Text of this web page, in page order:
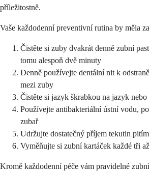
příležitostně.
Vaše každodenní preventivní rutina by měla
Čistěte si zuby dvakrát denně zubní
tomu alespoň dvě minuty
Denně používejte dentální nit k
mezi zuby
Čistěte si jazyk škrabkou na jazyk
Používejte antibakteriální ústní vodu,
zubař
Udržujte dostatečný příjem tekutin
Vyměňujte si zubní kartáček každé tři
Kromě každodenní péče vám pravidelné